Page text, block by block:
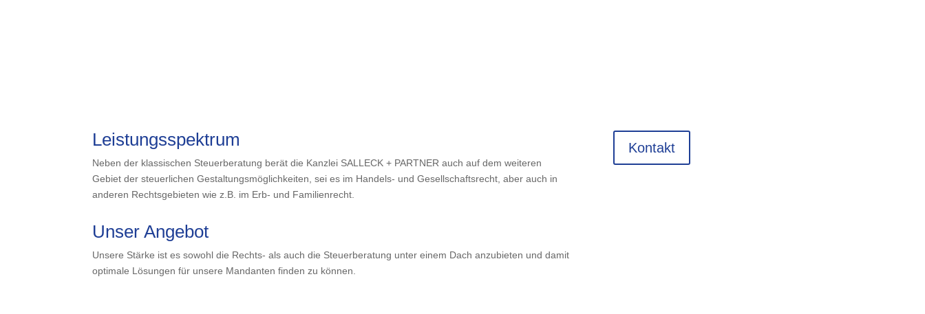
Leistungsspektrum
Neben der klassischen Steuerberatung berät die Kanzlei SALLECK + PARTNER auch auf dem weiteren
Gebiet der steuerlichen Gestaltungsmöglichkeiten, sei es im Handels- und Gesellschaftsrecht, aber auch in
anderen Rechtsgebieten wie z.B. im Erb- und Familienrecht.
Unser Angebot
Unsere Stärke ist es sowohl die Rechts- als auch die Steuerberatung unter einem Dach anzubieten und damit
optimale Lösungen für unsere Mandanten finden zu können.
Kontakt